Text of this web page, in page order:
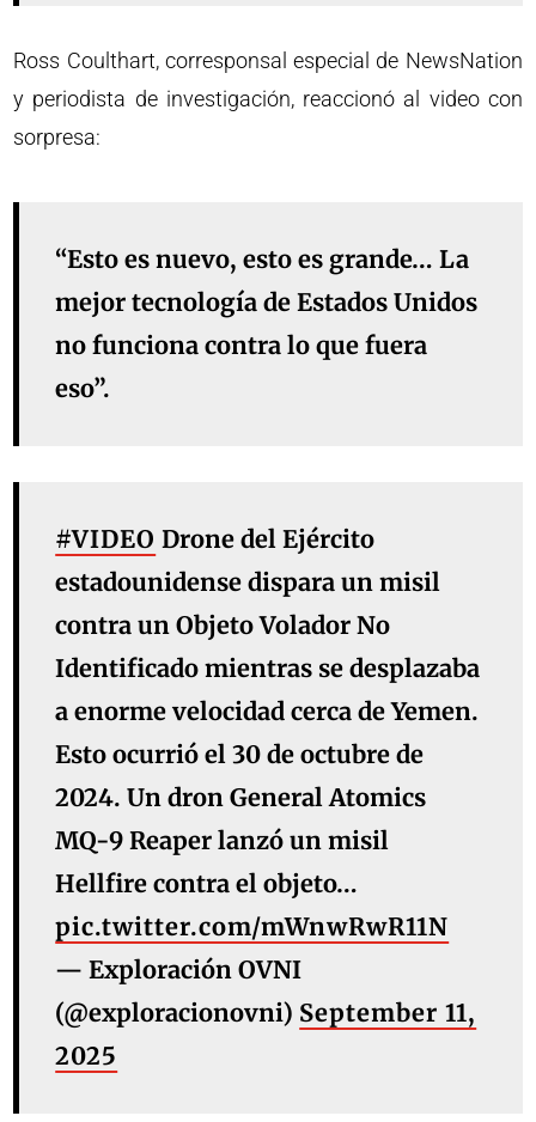
Ross Coulthart, corresponsal especial de NewsNation
y periodista de investigación, reaccionó al video con
sorpresa:
“Esto es nuevo, esto es grande… La
mejor tecnología de Estados Unidos
no funciona contra lo que fuera
eso”.
#VIDEO Drone del Ejército
estadounidense dispara un misil
contra un Objeto Volador No
Identificado mientras se desplazaba
a enorme velocidad cerca de Yemen.
Esto ocurrió el 30 de octubre de
2024. Un dron General Atomics
MQ-9 Reaper lanzó un misil
Hellfire contra el objeto…
pic.twitter.com/mWnwRwR11N
— Exploración OVNI
(@exploracionovni) September 11,
2025